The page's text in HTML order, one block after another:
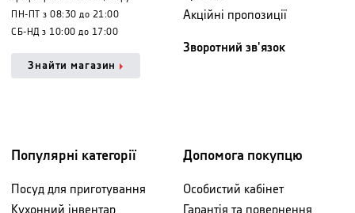
ПН-ПТ з 08:30 до 21:00
СБ-НД з 10:00 до 17:00
Знайти магазин
Акційні пропозиції
Зворотний зв'язок
Популярні категорії
Посуд для приготування
Кухонний інвентар
Допомога покупцю
Особистий кабінет
Гарантія та повернення